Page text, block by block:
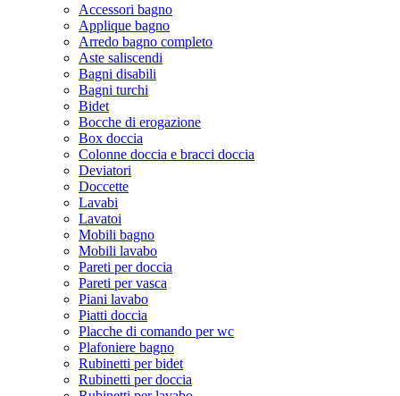
Accessori bagno
Applique bagno
Arredo bagno completo
Aste saliscendi
Bagni disabili
Bagni turchi
Bidet
Bocche di erogazione
Box doccia
Colonne doccia e bracci doccia
Deviatori
Doccette
Lavabi
Lavatoi
Mobili bagno
Mobili lavabo
Pareti per doccia
Pareti per vasca
Piani lavabo
Piatti doccia
Placche di comando per wc
Plafoniere bagno
Rubinetti per bidet
Rubinetti per doccia